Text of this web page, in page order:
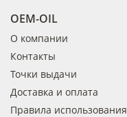
OEM-OIL
О компании
Контакты
Точки выдачи
Доставка и оплата
Правила использования